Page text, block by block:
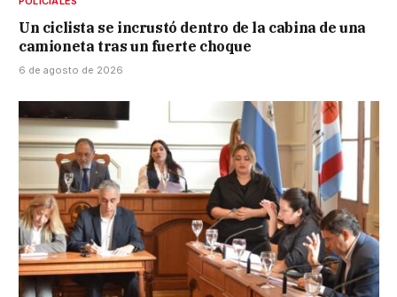
Un ciclista se incrustó dentro de la cabina de una
camioneta tras un fuerte choque
6 de agosto de 2026